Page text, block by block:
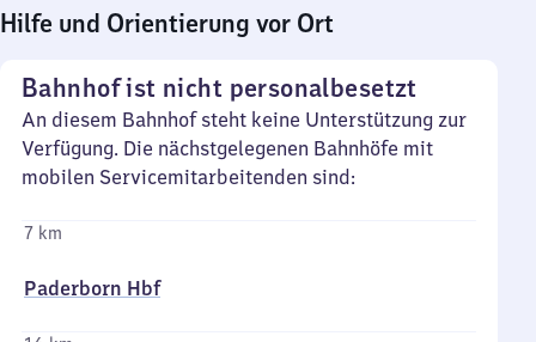
Hilfe und Orientierung vor Ort
Bahnhof ist nicht personalbesetzt
An diesem Bahnhof steht keine Unterstützung zur
Verfügung. Die nächstgelegenen Bahnhöfe mit
mobilen Servicemitarbeitenden sind:
7 km
Paderborn Hbf